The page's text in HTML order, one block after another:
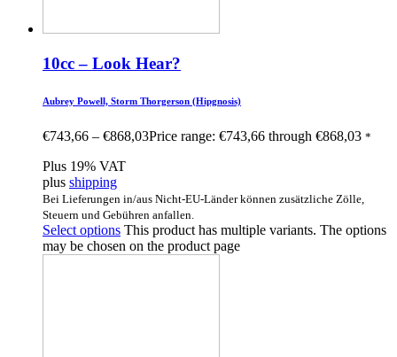
10cc – Look Hear?
Aubrey Powell, Storm Thorgerson (Hipgnosis)
€743,66 – €868,03Price range: €743,66 through €868,03 *
Plus 19% VAT
plus shipping
Bei Lieferungen in/aus Nicht-EU-Länder können zusätzliche Zölle,
Steuern und Gebühren anfallen.
Select options This product has multiple variants. The options
may be chosen on the product page